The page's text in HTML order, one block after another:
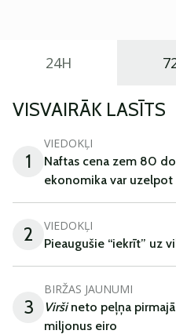
24H
VISVAIRĀK LASĪTS
1
VIEDOKĻI
Naftas cena zem 80
ekonomika var uzelpot
2 VIEDOKĻI
Pieaugušie “iekrīt” uz
3
BIRŽAS JAUNUMI
Viršineto peļņa
miljonus eiro